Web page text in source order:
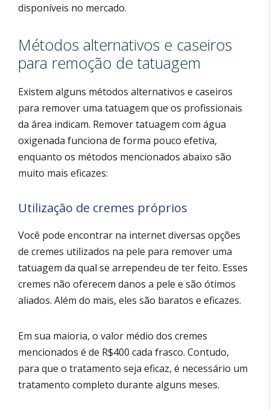
disponíveis no mercado.
Métodos alternativos e caseiros
para remoção de tatuagem
Existem alguns métodos alternativos e caseiros
para remover uma tatuagem que os profissionais
da área indicam. Remover tatuagem com água
oxigenada funciona de forma pouco efetiva,
enquanto os métodos mencionados abaixo são
muito mais eficazes:
Utilização de cremes próprios
Você pode encontrar na internet diversas opções
de cremes utilizados na pele para remover uma
tatuagem da qual se arrependeu de ter feito. Esses
cremes não oferecem danos a pele e são ótimos
aliados. Além do mais, eles são baratos e eficazes.
Em sua maioria, o valor médio dos cremes
mencionados é de R$400 cada frasco. Contudo,
para que o tratamento seja eficaz, é necessário um
tratamento completo durante alguns meses.